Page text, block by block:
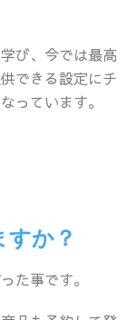
び、今では最高
できる設定にチ
っています。
すか？
た事です。